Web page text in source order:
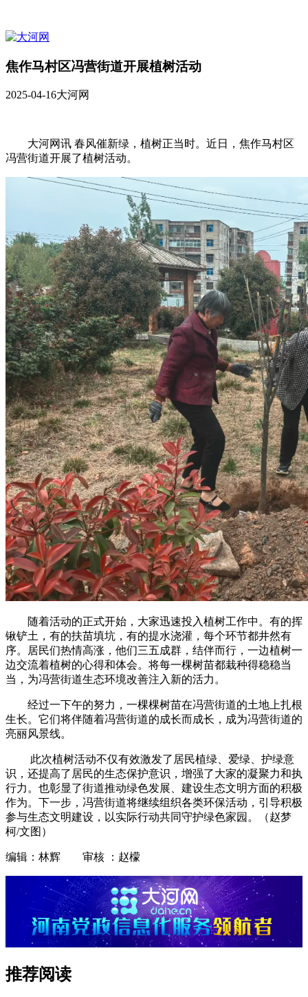
焦作马村区冯营街道开展植树活动
2025-04-16大河网
大河网讯 春风催新绿，植树正当时。近日，焦作马村区
冯营街道开展了植树活动。
随着活动的正式开始，大家迅速投入植树工作中。有的挥
锹铲土，有的扶苗填坑，有的提水浇灌，每个环节都井然有
序。居民们热情高涨，他们三五成群，结伴而行，一边植树一
边交流着植树的心得和体会。将每一棵树苗都栽种得稳稳当
当，为冯营街道生态环境改善注入新的活力。
经过一下午的努力，一棵棵树苗在冯营街道的土地上扎根
生长。它们将伴随着冯营街道的成长而成长，成为冯营街道的
亮丽风景线。
此次植树活动不仅有效激发了居民植绿、爱绿、护绿意
识，还提高了居民的生态保护意识，增强了大家的凝聚力和执
行力。也彰显了街道推动绿色发展、建设生态文明方面的积极
作为。下一步，冯营街道将继续组织各类环保活动，引导积极
参与生态文明建设，以实际行动共同守护绿色家园。（赵梦
柯/文图）
编辑：林辉 审核 ：赵檬
推荐阅读